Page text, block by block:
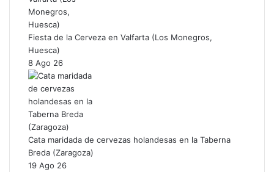
Fiesta de la Cerveza en Valfarta (Los Monegros,
Huesca)
8 Ago 26
Cata maridada de cervezas holandesas en la Taberna
Breda (Zaragoza)
19 Ago 26